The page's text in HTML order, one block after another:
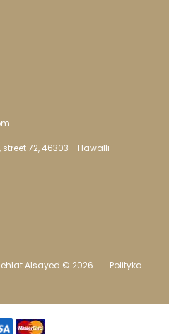
72, 46303 - Hawalli
Alsayed © 2026
Polityka